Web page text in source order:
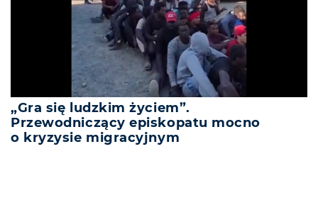
„Gra się ludzkim życiem”.
Przewodniczący episkopatu mocno
o kryzysie migracyjnym